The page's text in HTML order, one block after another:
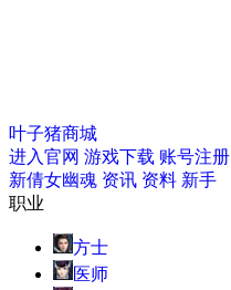
叶子猪商城
进入官网 游戏下载 账号注册
新倩女幽魂 资讯 资料 新手
职业
方士
医师